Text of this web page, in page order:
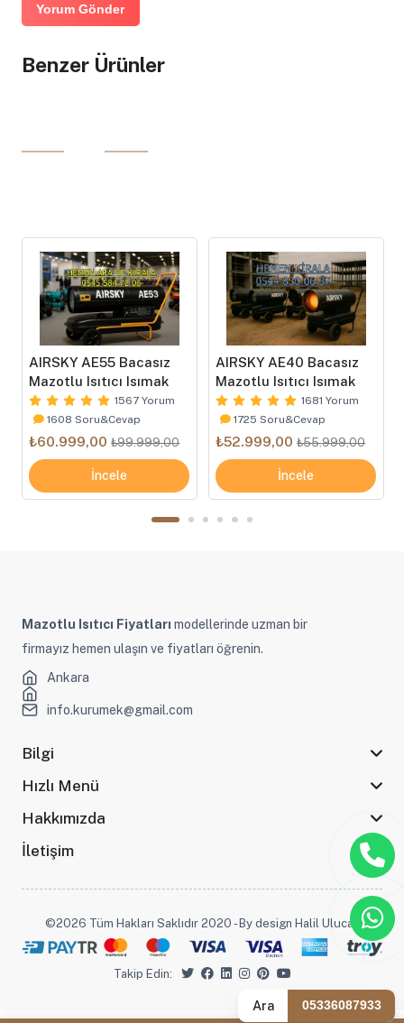
Yorum Gönder
Benzer Ürünler
AIRSKY AE55 Bacasız
Mazotlu Isıtıcı Isımak
1567 Yorum
1608 Soru&Cevap
₺60.999,00 ₺99.999,00
İncele
AIRSKY AE40 Bacasız
Mazotlu Isıtıcı Isımak
1681 Yorum
1725 Soru&Cevap
₺52.999,00 ₺55.999,00
İncele
Ara 05336087933
Mazotlu Isıtıcı Fiyatları modellerinde uzman bir
firmayız hemen ulaşın ve fiyatları öğrenin.
Ankara
info.kurumek@gmail.com
Bilgi
Hızlı Menü
Hakkımızda
İletişim
©2026 Tüm Hakları Saklıdır 2020 - By design Halil Ulucak
Takip Edin: